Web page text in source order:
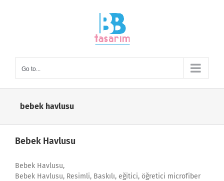
Go to...
bebek havlusu
Bebek Havlusu
Bebek Havlusu,
Bebek Havlusu, Resimli, Baskılı, eğitici, öğretici microfiber